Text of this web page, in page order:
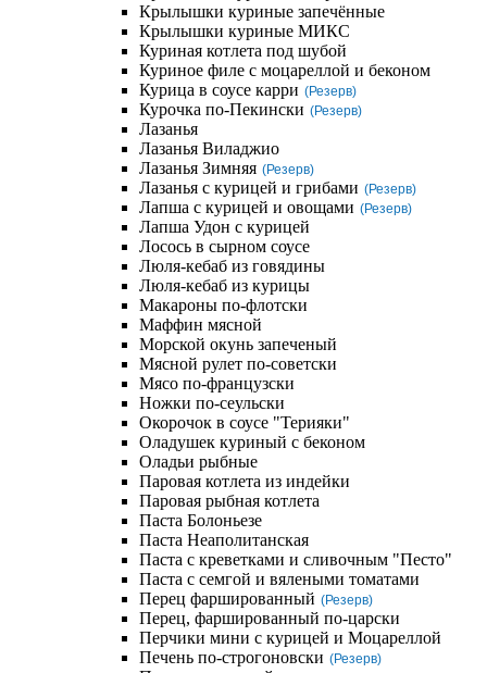
Крылышки куриные запечённые
Крылышки куриные МИКС
Куриная котлета под шубой
Куриное филе с моцареллой и беконом
Курица в соусе карри (Резерв)
Курочка по-Пекински (Резерв)
Лазанья
Лазанья Виладжио
Лазанья Зимняя (Резерв)
Лазанья с курицей и грибами (Резерв)
Лапша с курицей и овощами (Резерв)
Лапша Удон с курицей
Лосось в сырном соусе
Люля-кебаб из говядины
Люля-кебаб из курицы
Макароны по-флотски
Маффин мясной
Морской окунь запеченый
Мясной рулет по-советски
Мясо по-французски
Ножки по-сеульски
Окорочок в соусе "Терияки"
Оладушек куриный с беконом
Оладьи рыбные
Паровая котлета из индейки
Паровая рыбная котлета
Паста Болоньезе
Паста Неаполитанская
Паста с креветками и сливочным "Песто"
Паста с семгой и вялеными томатами
Перец фаршированный (Резерв)
Перец, фаршированный по-царски
Перчики мини с курицей и Моцареллой
Печень по-строгоновски (Резерв)